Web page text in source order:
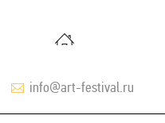
info@art-festival.ru